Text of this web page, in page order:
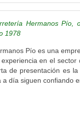
Hermanos Pío,
1978
Pío es una
en el
de presentación es
a día siguen confiando